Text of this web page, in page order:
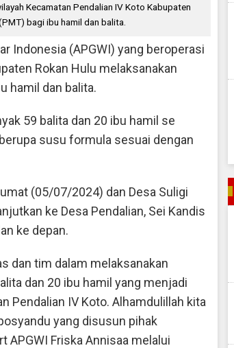
Kecamatan Pendalian IV Koto Kabupaten
bagi ibu hamil dan balita.
Indonesia (APGWI) yang beroperasi
Rokan Hulu melaksanakan
hamil dan balita.
59 balita dan 20 ibu hamil se
susu formula sesuai dengan
(05/07/2024) dan Desa Suligi
ke Desa Pendalian, Sei Kandis
ke depan.
dan tim dalam melaksanakan
dan 20 ibu hamil yang menjadi
Pendalian IV Koto. Alhamdulillah kita
yang disusun pihak
APGWI Friska Annisaa melalui